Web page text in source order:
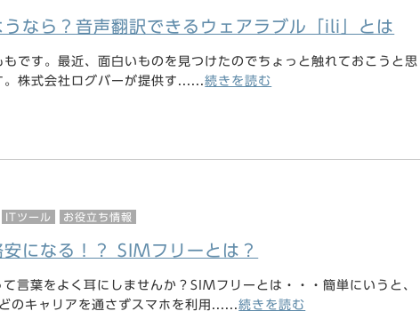
なら？音声翻訳できるウェアラブル「ili」とは
もです。最近、面白いものを見つけたのでちょっと触れておこうと思
。株式会社ログバーが提供す......続きを読む
ITツール お役立ち情報
になる！？ SIMフリーとは？
言葉をよく耳にしませんか？SIMフリーとは・・・簡単にいうと、
のキャリアを通さずスマホを利用......続きを読む